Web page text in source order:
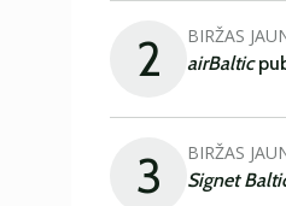
2 BIRŽAS
airBaltic
3 BIRŽAS
Signet